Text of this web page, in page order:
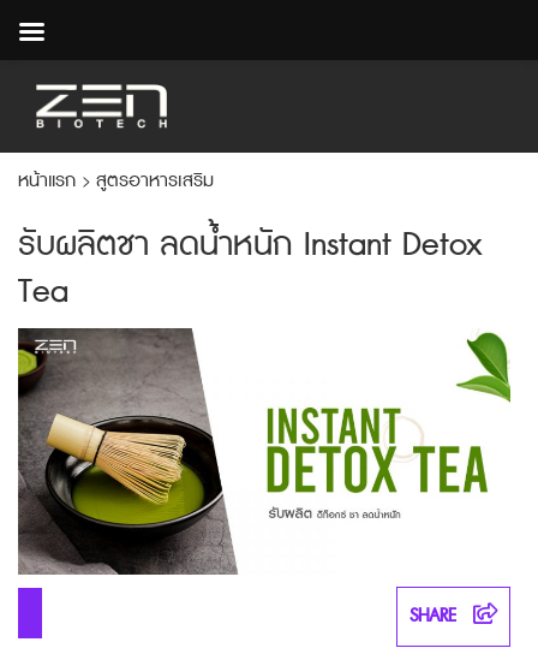
หน้าแรก > สูตรอาหารเสริม
รับผลิตชา ลดน้ำหนัก Instant Detox
Tea
SHARE